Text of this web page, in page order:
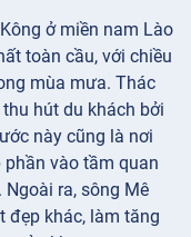
ở miền nam Lào
toàn cầu, với chiều
mùa mưa. Thác
hút du khách bởi
này cũng là nơi
vào tầm quan
ra, sông Mê
đẹp khác, làm tăng